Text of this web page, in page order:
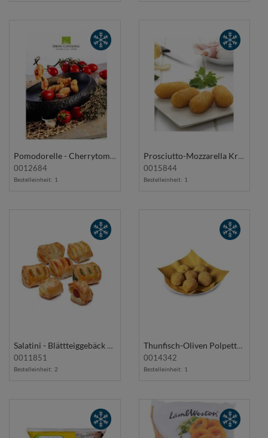
Pomodorelle - Cherrytomaten|Oregano in Teigmantel 1Kg SPIRITO CONTADINO
0012684
Bestelleinheit: 1
Prosciutto-Mozzarella Kroketten 40x25g RISPO
0015844
Bestelleinheit: 1
Salatini - Blättteiggebäck m/7 verschiedenen Füllungen 55/60Stk1Kg QUICK TIME
0011851
Bestelleinheit: 2
Thunfisch-Oliven Polpette 15Stk 650g LECCINE
0014342
Bestelleinheit: 1